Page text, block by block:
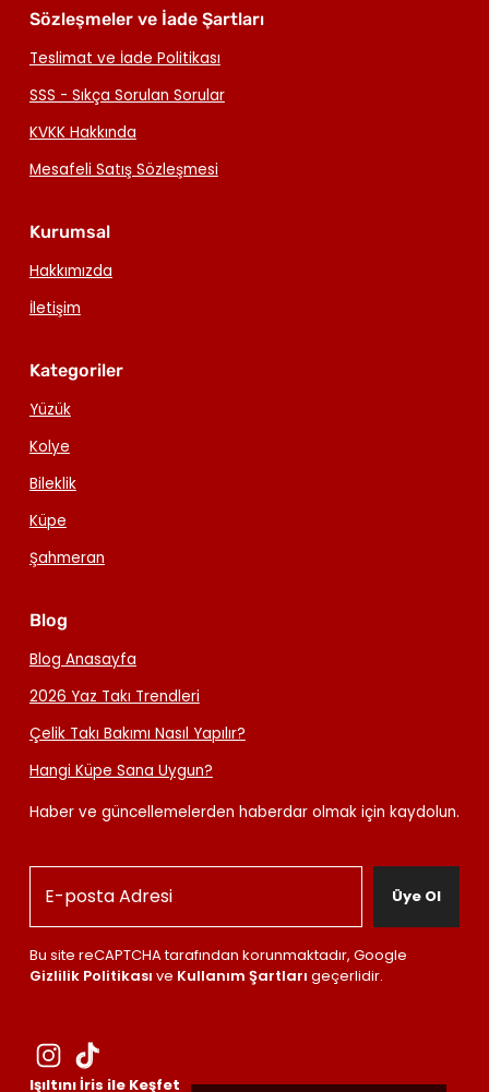
Sözleşmeler ve İade Şartları
Teslimat ve İade Politikası
SSS - Sıkça Sorulan Sorular
KVKK Hakkında
Mesafeli Satış Sözleşmesi
Kurumsal
Hakkımızda
İletişim
Kategoriler
Yüzük
Kolye
Bileklik
Küpe
Şahmeran
Blog
Blog Anasayfa
2026 Yaz Takı Trendleri
Çelik Takı Bakımı Nasıl Yapılır?
Hangi Küpe Sana Uygun?
Haber ve güncellemelerden haberdar olmak için kaydolun.
Üye Ol
Bu site reCAPTCHA tarafından korunmaktadır, Google
Gizlilik Politikası ve Kullanım Şartları geçerlidir.
Işıltını İris ile Keşfet